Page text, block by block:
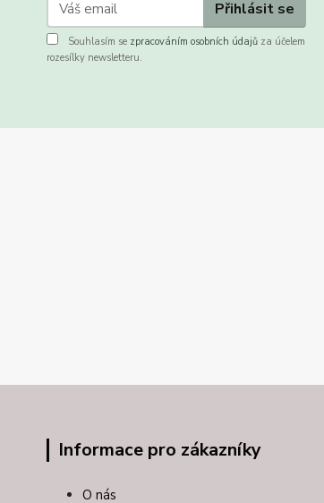
Přihlásit se
Souhlasím se zpracováním osobních údajů za účelem
rozesílky newsletteru.
Informace pro zákazníky
O nás